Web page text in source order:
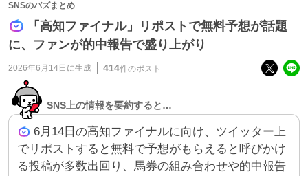
SNSのバズまとめ
「高知ファイナル」リポストで無料予想が話題
に、ファンが的中報告で盛り上がり
2026年6月14日 に生成 414件のポスト
SNS上の情報を要約すると…
6月14日の高知ファイナルに向け、ツイッター上
でリポストすると無料で予想がもらえると呼びかけ
る投稿が多数出回り、馬券の組み合わせや的中報告